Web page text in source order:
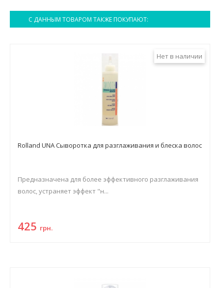
С ДАННЫМ ТОВАРОМ ТАКЖЕ ПОКУПАЮТ:
Нет в наличии
Rolland UNA Сыворотка для разглаживания и блеска волос
Предназначена для более эффективного разглаживания
волос, устраняет эффект "н...
425 грн.